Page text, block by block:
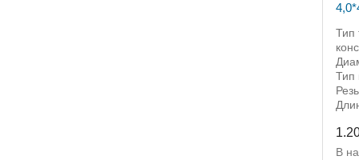
Тип
Тип
В